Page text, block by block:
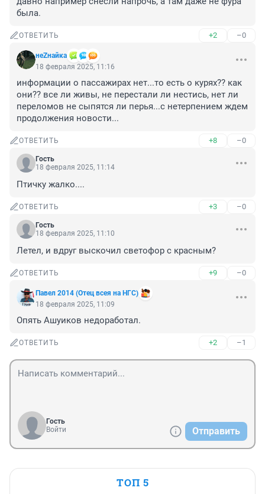
была.
ОТВЕТИТЬ +2 –0
неZнайка
18 февраля 2025, 11:16
информации о пассажирах нет...то есть о курях?? как
они?? все ли живы, не перестали ли нестись, нет ли
переломов не сыпятся ли перья...с нетерпением ждем
продолжения новости...
ОТВЕТИТЬ +8 –0
Гость
18 февраля 2025, 11:14
Птичку жалко....
ОТВЕТИТЬ +3 –0
Гость
18 февраля 2025, 11:10
Летел, и вдруг выскочил светофор с красным?
ОТВЕТИТЬ +9 –0
Павел 2014 (Отец всея на НГС)
18 февраля 2025, 11:09
Опять Ашуиков недоработал.
ОТВЕТИТЬ +2 –1
Гость
Войти
Отправить
ТОП 5